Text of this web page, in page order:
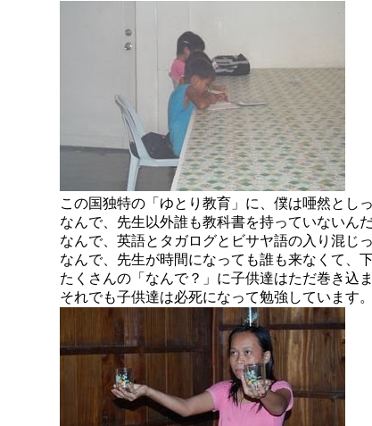
この国独特の「ゆとり教育」に、僕は唖然とし
なんで、先生以外誰も教科書を持っていないん
なんで、英語とタガログとビサヤ語の入り混じ
なんで、先生が時間になっても誰も来なくて、
たくさんの「なんで？」に子供達はただ巻き込
それでも子供達は必死になって勉強しています。